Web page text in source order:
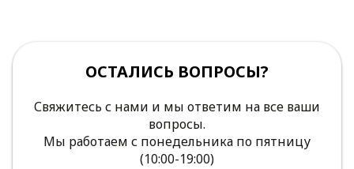
ОСТАЛИСЬ ВОПРОСЫ?
Свяжитесь с нами и мы ответим на все ваши
вопросы.
Мы работаем с понедельника по пятницу
(10:00-19:00)